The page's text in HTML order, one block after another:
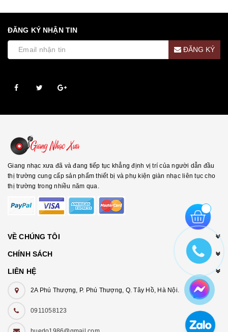
ĐĂNG KÝ NHẬN TIN
ĐĂNG KÝ
Giang nhạc xưa đã và đang tiếp tục khẳng định vị trí của người dẫn đầu
thị trường cung cấp sản phẩm thiết bị và phụ kiện giàn nhạc liên tục cho
thị trường trong nhiều năm qua.
VỀ CHÚNG TÔI
CHÍNH SÁCH
LIÊN HỆ
2A Phú Thượng, P. Phú Thượng, Q. Tây Hồ, Hà Nội.
0911058123